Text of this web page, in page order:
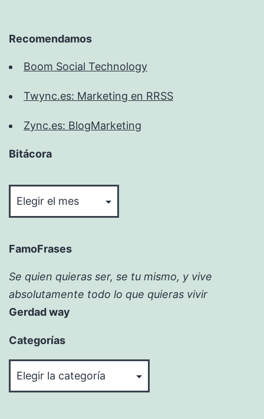
Recomendamos
Boom Social Technology
Twync.es: Marketing en RRSS
Zync.es: BlogMarketing
Bitácora
FamoFrases
Se quien quieras ser, se tu mismo, y vive
absolutamente todo lo que quieras vivir
Gerdad way
Categorías